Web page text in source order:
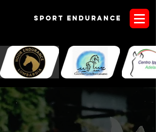
Sport endurANCE